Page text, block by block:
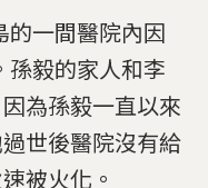
的一間醫院內因
孫毅的家人和李
為孫毅一直以來
世後醫院沒有給
被火化。